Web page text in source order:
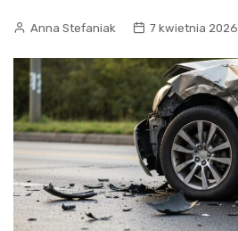
Anna Stefaniak 7 kwietnia 2026